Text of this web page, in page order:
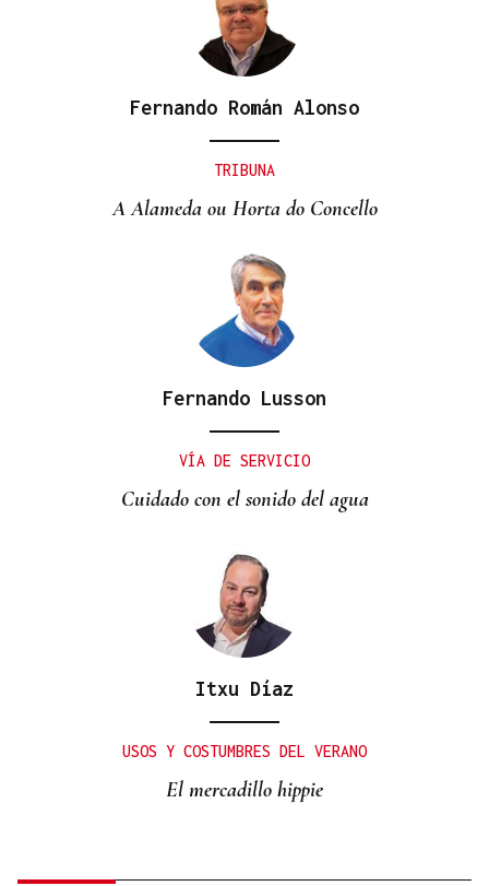
Fernando Román Alonso
TRIBUNA
A Alameda ou Horta do Concello
Fernando Lusson
VÍA DE SERVICIO
Cuidado con el sonido del agua
Itxu Díaz
USOS Y COSTUMBRES DEL VERANO
El mercadillo hippie